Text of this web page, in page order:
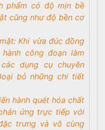
phẩm có độ mịn bề
cũng như độ bền cơ
Khi vừa đúc đồng
công đoạn làm
dụng cụ chuyên
bỏ những chi tiết
hành quét hóa chất
ứng trực tiếp với
trưng và vô cùng